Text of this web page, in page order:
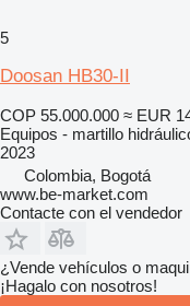
5
Doosan HB30-II
COP 55.000.000 ≈ EUR
Equipos - martillo
2023
Colombia, Bogotá
www.be-market.com
Contacte con el vendedor
¿Vende vehículos o
¡Hagalo con nosotros!